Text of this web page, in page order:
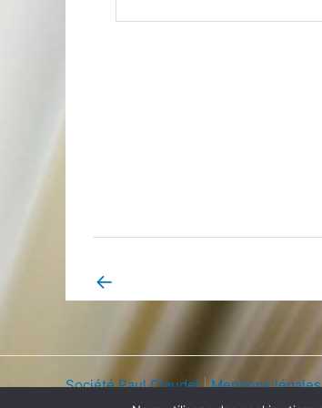
←
Société Paul Claudel|Mentions légales